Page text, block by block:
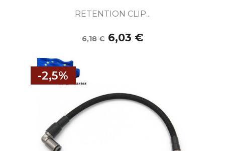
RETENTION CLIP...
6,18 € 6,03 €
-2,5%